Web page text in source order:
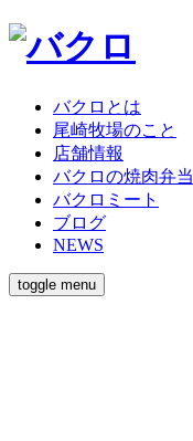
バクロとは
尾崎牧場のこと
店舗情報
バクロの焼肉弁当
バクロミート
ブログ
NEWS
toggle menu